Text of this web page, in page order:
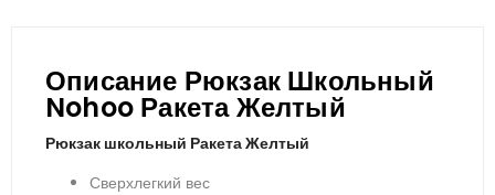
Описание Рюкзак Школьный
Nohoo Ракета Желтый
Рюкзак школьный Ракета Желтый
Сверхлегкий вес